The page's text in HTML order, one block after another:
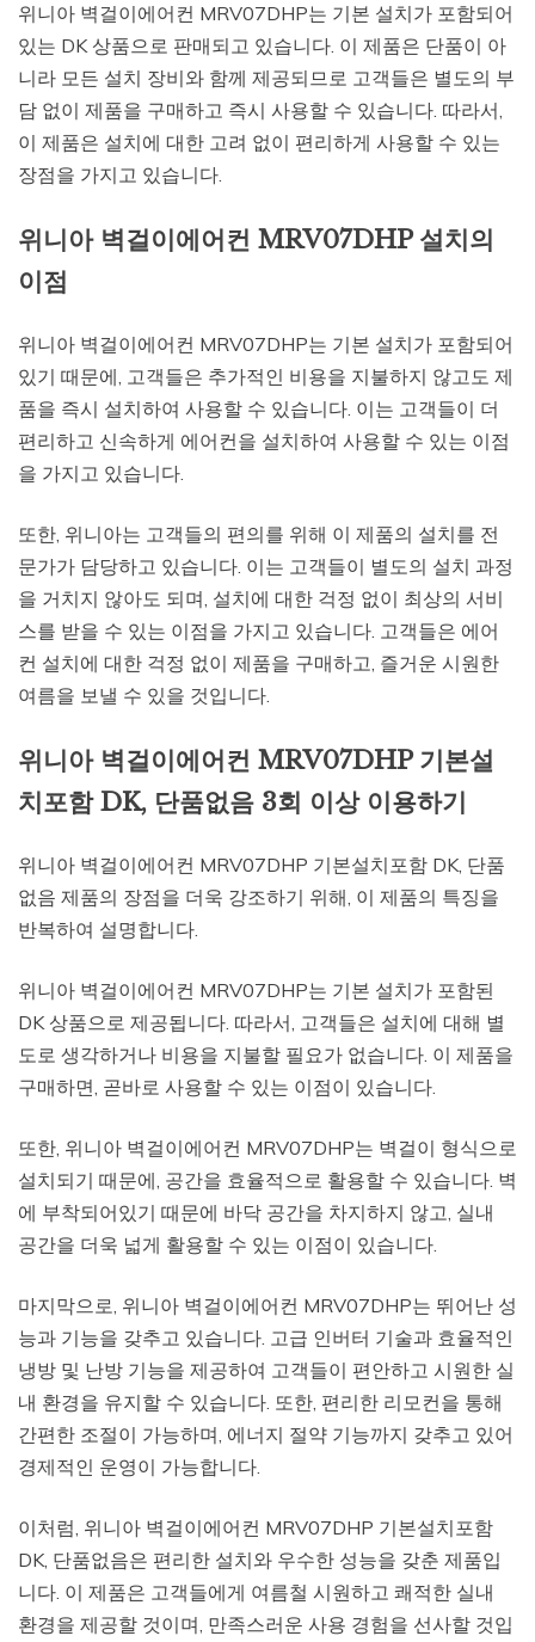
위니아 벽걸이에어컨 MRV07DHP는 기본 설치가 포함되어
있는 DK 상품으로 판매되고 있습니다. 이 제품은 단품이 아
니라 모든 설치 장비와 함께 제공되므로 고객들은 별도의 부
담 없이 제품을 구매하고 즉시 사용할 수 있습니다. 따라서,
이 제품은 설치에 대한 고려 없이 편리하게 사용할 수 있는
장점을 가지고 있습니다.
위니아 벽걸이에어컨 MRV07DHP 설치의
이점
위니아 벽걸이에어컨 MRV07DHP는 기본 설치가 포함되어
있기 때문에, 고객들은 추가적인 비용을 지불하지 않고도 제
품을 즉시 설치하여 사용할 수 있습니다. 이는 고객들이 더
편리하고 신속하게 에어컨을 설치하여 사용할 수 있는 이점
을 가지고 있습니다.
또한, 위니아는 고객들의 편의를 위해 이 제품의 설치를 전
문가가 담당하고 있습니다. 이는 고객들이 별도의 설치 과정
을 거치지 않아도 되며, 설치에 대한 걱정 없이 최상의 서비
스를 받을 수 있는 이점을 가지고 있습니다. 고객들은 에어
컨 설치에 대한 걱정 없이 제품을 구매하고, 즐거운 시원한
여름을 보낼 수 있을 것입니다.
위니아 벽걸이에어컨 MRV07DHP 기본설
치포함 DK, 단품없음 3회 이상 이용하기
위니아 벽걸이에어컨 MRV07DHP 기본설치포함 DK, 단품
없음 제품의 장점을 더욱 강조하기 위해, 이 제품의 특징을
반복하여 설명합니다.
위니아 벽걸이에어컨 MRV07DHP는 기본 설치가 포함된
DK 상품으로 제공됩니다. 따라서, 고객들은 설치에 대해 별
도로 생각하거나 비용을 지불할 필요가 없습니다. 이 제품을
구매하면, 곧바로 사용할 수 있는 이점이 있습니다.
또한, 위니아 벽걸이에어컨 MRV07DHP는 벽걸이 형식으로
설치되기 때문에, 공간을 효율적으로 활용할 수 있습니다. 벽
에 부착되어있기 때문에 바닥 공간을 차지하지 않고, 실내
공간을 더욱 넓게 활용할 수 있는 이점이 있습니다.
마지막으로, 위니아 벽걸이에어컨 MRV07DHP는 뛰어난 성
능과 기능을 갖추고 있습니다. 고급 인버터 기술과 효율적인
냉방 및 난방 기능을 제공하여 고객들이 편안하고 시원한 실
내 환경을 유지할 수 있습니다. 또한, 편리한 리모컨을 통해
간편한 조절이 가능하며, 에너지 절약 기능까지 갖추고 있어
경제적인 운영이 가능합니다.
이처럼, 위니아 벽걸이에어컨 MRV07DHP 기본설치포함
DK, 단품없음은 편리한 설치와 우수한 성능을 갖춘 제품입
니다. 이 제품은 고객들에게 여름철 시원하고 쾌적한 실내
환경을 제공할 것이며, 만족스러운 사용 경험을 선사할 것입